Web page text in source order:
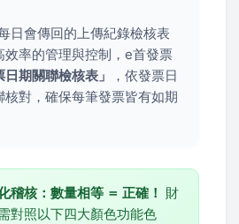
日會傳回的上傳紀錄檢核表
效率的管理與控制，e首發票
日期關聯檢核表」
，依發票日
核對，確保每筆發票皆有如期
稽核：數量相等 ＝ 正確！ 財
對照以下四大顏色功能色